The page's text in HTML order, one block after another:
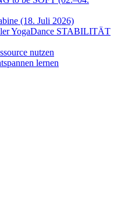
(18. Juli 2026)
YogaDance STABILITÄT
nutzen
lernen